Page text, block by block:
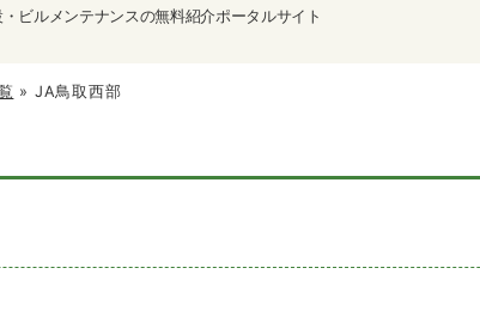
ビルメンテナンスの無料紹介ポータルサイト
» JA鳥取西部